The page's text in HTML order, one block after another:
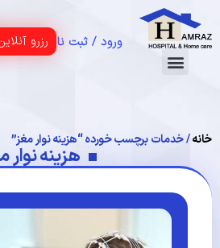
ورود / ثبت نام رزرو
خانه/ خدمات برچسب خورده “هزینه نوار مغز”
هزینه نوار